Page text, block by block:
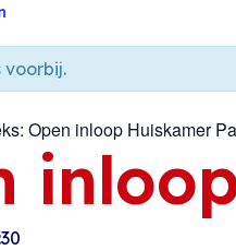
voorbij.
Open inloop Huiskamer